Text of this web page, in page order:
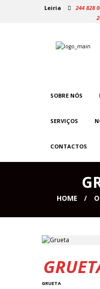
Leiria 244 828
SOBRE NÓS
SERVIÇOS
CONTACTOS
HOME
GRUETA